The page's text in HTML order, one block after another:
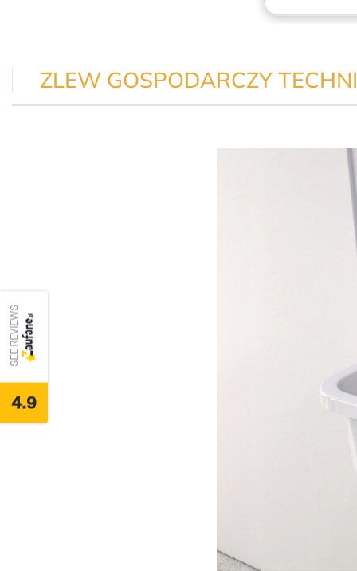
SEE REVIEWS
4.9
ZLEW GOSPODARCZY